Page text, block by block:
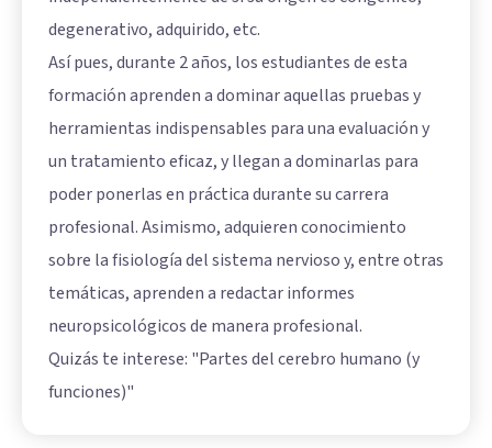
degenerativo, adquirido, etc.
Así pues, durante 2 años, los estudiantes de esta
formación aprenden a dominar aquellas pruebas y
herramientas indispensables para una evaluación y
un tratamiento eficaz, y llegan a dominarlas para
poder ponerlas en práctica durante su carrera
profesional. Asimismo, adquieren conocimiento
sobre la fisiología del sistema nervioso y, entre otras
temáticas, aprenden a redactar informes
neuropsicológicos de manera profesional.
Quizás te interese: "Partes del cerebro humano (y
funciones)"